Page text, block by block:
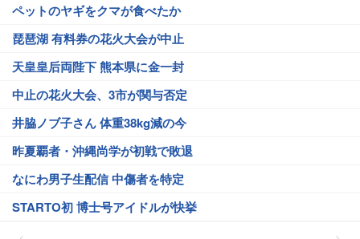
ペットのヤギをクマが食べたか
琵琶湖 有料券の花火大会が中止
天皇皇后両陛下 熊本県に金一封
中止の花火大会、3市が関与否定
井脇ノブ子さん 体重38kg減の今
昨夏覇者・沖縄尚学が初戦で敗退
なにわ男子生配信 中傷者を特定
STARTO初 博士号アイドルが快挙